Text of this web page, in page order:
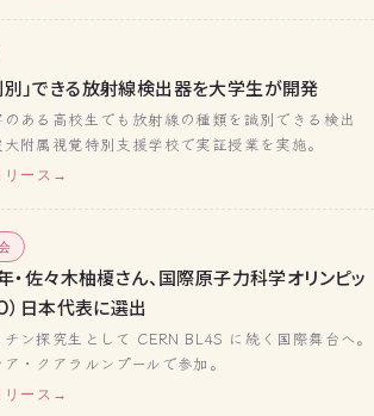
別」できる放射線検出器を大学生が開発
ある高校生でも放射線の種類を識別できる検出
附属視覚特別支援学校で実証授業を実施。
ース
・佐々木柚榎さん、国際原子力科学オリンピッ
）日本代表に選出
ン探究生として CERN BL4S に続く国際舞台へ。
・クアラルンプールで参加。
ース